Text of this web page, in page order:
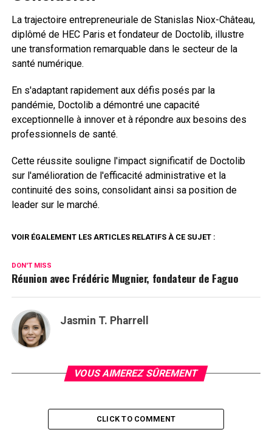
La trajectoire entrepreneuriale de Stanislas Niox-Château,
diplômé de HEC Paris et fondateur de Doctolib, illustre
une transformation remarquable dans le secteur de la
santé numérique.
En s'adaptant rapidement aux défis posés par la
pandémie, Doctolib a démontré une capacité
exceptionnelle à innover et à répondre aux besoins des
professionnels de santé.
Cette réussite souligne l'impact significatif de Doctolib
sur l'amélioration de l'efficacité administrative et la
continuité des soins, consolidant ainsi sa position de
leader sur le marché.
VOIR ÉGALEMENT LES ARTICLES RELATIFS À CE SUJET :
DON'T MISS
Réunion avec Frédéric Mugnier, fondateur de Faguo
Jasmin T. Pharrell
VOUS AIMEREZ SÛREMENT
CLICK TO COMMENT